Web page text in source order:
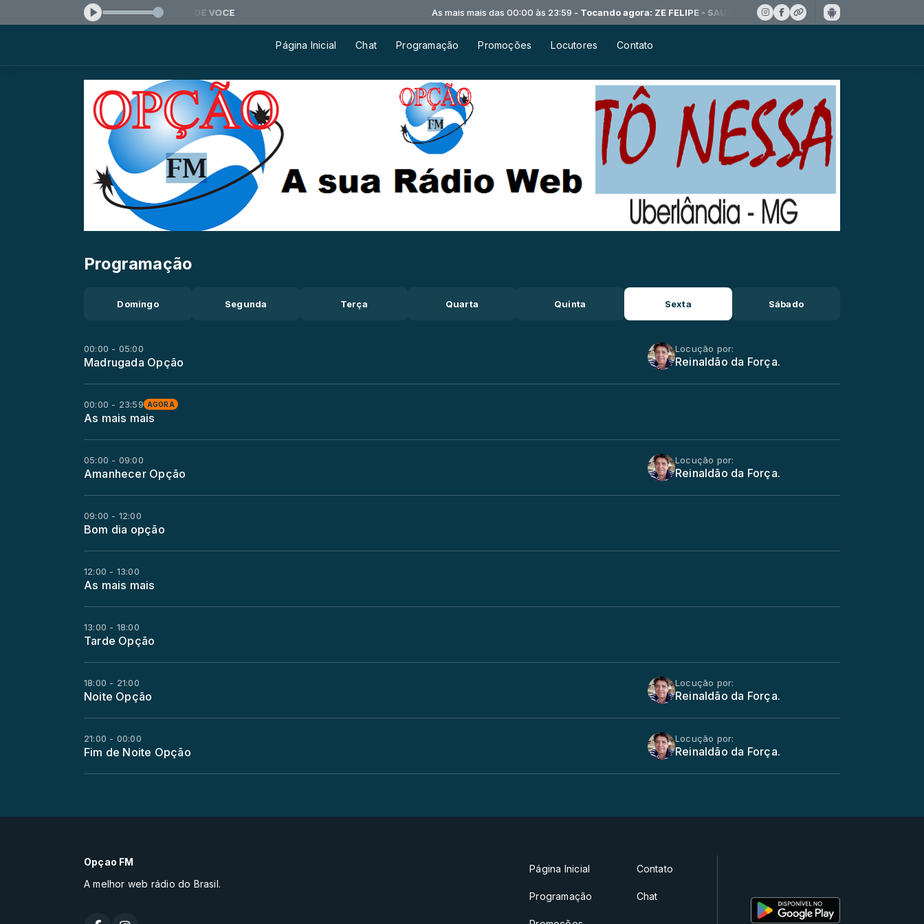
Tocando agora: ZE FELIPE - SAUDADE DE VOCE As mais mais das 00:00 às 23:59 -Tocando agora: ZE FELIPE - SAUDADE DE VOCE
Página Inicial Chat Programação Promoções Locutores Contato
Programação
Domingo Segunda Terça Quarta Quinta Sexta Sábado
00:00 - 05:00
Madrugada Opção
Locução por:
Reinaldão da Força.
00:00 - 23:59 AGORA
As mais mais
05:00 - 09:00
Amanhecer Opção
Locução por:
Reinaldão da Força.
09:00 - 12:00
Bom dia opção
12:00 - 13:00
As mais mais
13:00 - 18:00
Tarde Opção
18:00 - 21:00
Noite Opção
Locução por:
Reinaldão da Força.
21:00 - 00:00
Fim de Noite Opção
Locução por:
Reinaldão da Força.
Opçao FM
A melhor web rádio do Brasil.
Página Inicial
Programação
Contato
Chat